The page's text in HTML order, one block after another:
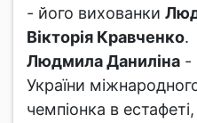
- його вихованки
Вікторія Кравченко.
Людмила Даниліна -
України
чемпіонка в